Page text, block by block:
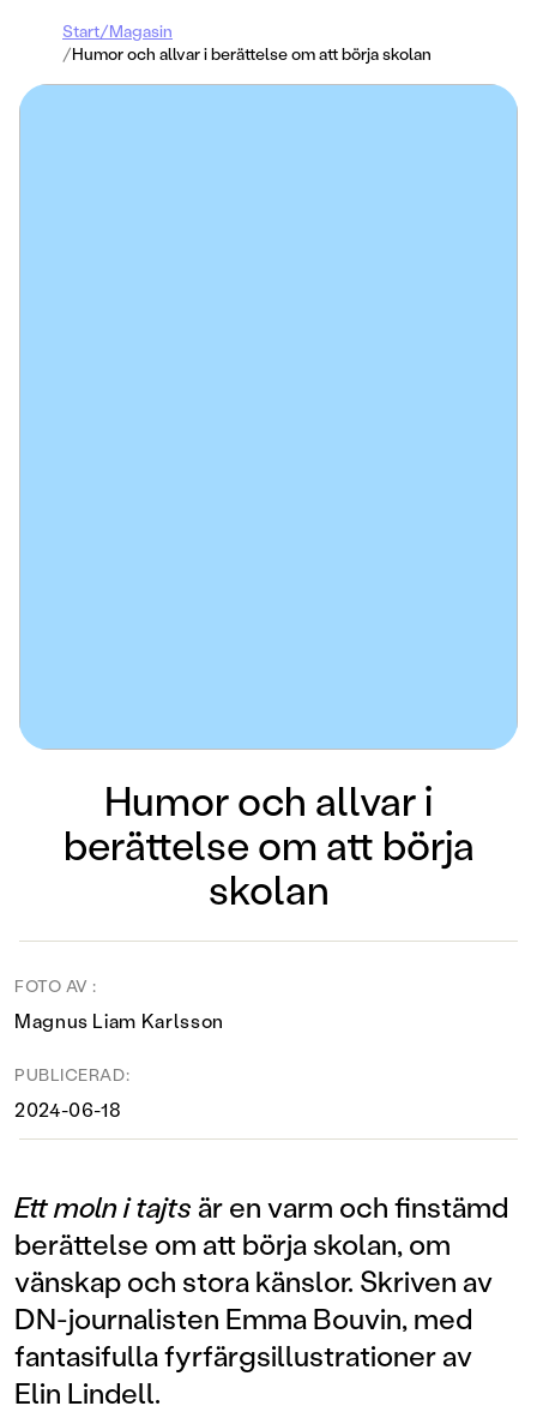
Start/Magasin
/Humor och allvar i berättelse om att börja skolan
Humor och allvar i
berättelse om att börja
skolan
FOTO AV :
Magnus Liam Karlsson
PUBLICERAD:
2024-06-18
Ett moln i tajts är en varm och finstämd
berättelse om att börja skolan, om
vänskap och stora känslor. Skriven av
DN-journalisten Emma Bouvin, med
fantasifulla fyrfärgsillustrationer av
Elin Lindell.